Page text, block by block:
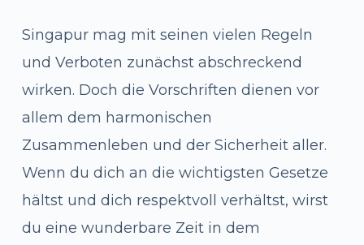
Singapur mag mit seinen vielen Regeln
und Verboten zunächst abschreckend
wirken. Doch die Vorschriften dienen vor
allem dem harmonischen
Zusammenleben und der Sicherheit aller.
Wenn du dich an die wichtigsten Gesetze
hältst und dich respektvoll verhältst, wirst
du eine wunderbare Zeit in dem